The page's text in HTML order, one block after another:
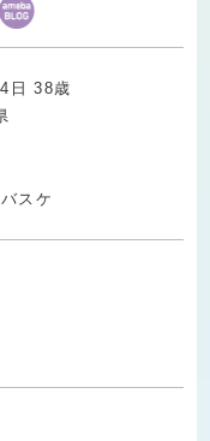
4 日38歳
スケ